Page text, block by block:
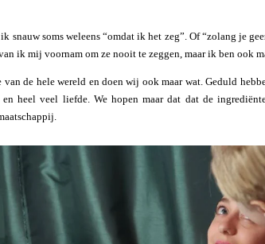
snauw soms weleens “omdat ik het zeg”. Of “zolang je
ik mij voornam om ze nooit te zeggen, maar ik ben ook
de hele wereld en doen wij ook maar wat. Geduld
heel veel liefde. We hopen maar dat dat de